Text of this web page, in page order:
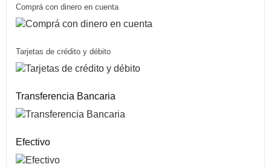
Comprá con dinero en cuenta
Tarjetas de crédito y débito
Transferencia Bancaria
Efectivo